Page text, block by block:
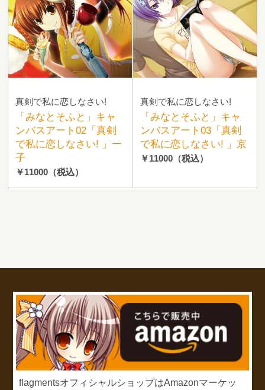
真剣で私に恋しなさい!
「みなとそふと」キャ
ンバスアート02「真剣
で私に恋しなさい! 」一
子
￥11000 （税込）
真剣で私に恋しなさい!
「みなとそふと」キャ
ンバスアート03「真剣
で私に恋しなさい! 」京
￥11000（税込）
flagmentsオフィシャルショップはAmazonマーケッ